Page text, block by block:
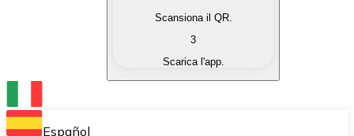
Converti le tue criptovalute in valuta fiat quando ne
Scambia una criptovaluta con un'altra
Conserva le tue cripto in un Wallet self-custodial.
Scansiona il QR.
3
Scarica l'app.
Español